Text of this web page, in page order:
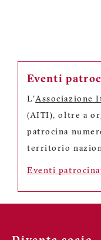
Eventi
L'Associazione
(AITI), oltre a
patrocina
territorio
Eventi